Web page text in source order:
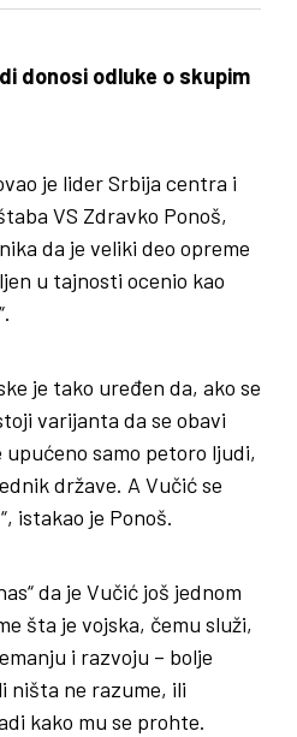
donosi odluke o skupim
je lider Srbija centra i
VS Zdravko Ponoš,
da je veliki deo opreme
u tajnosti ocenio kao
je tako uređen da, ako se
varijanta da se obavi
samo petoro ljudi,
države. A Vučić se
istakao je Ponoš.
da je Vučić još jednom
šta je vojska, čemu služi,
i razvoju – bolje
ništa ne razume, ili
kako mu se prohte.